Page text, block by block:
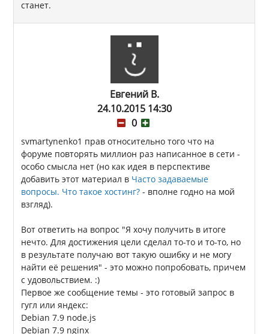
станет.
Евгений В.
24.10.2015 14:30
0
svmartynenko1 прав относительно того что на
форуме повторять миллион раз написанное в сети -
особо смысла нет (но как идея в перспективе
добавить этот материал в Часто задаваемые
вопросы. Что такое хостинг? - вполне годно на мой
взгляд).
Вот ответить на вопрос "Я хочу получить в итоге
нечто. Для достижения цели сделал то-то и то-то, но
в результате получаю вот такую ошибку и не могу
найти её решения" - это можно попробовать, причем
с удовольствием. :)
Первое же сообщение темы - это готовый запрос в
гугл или яндекс:
Debian 7.9 node.js
Debian 7.9 nginx